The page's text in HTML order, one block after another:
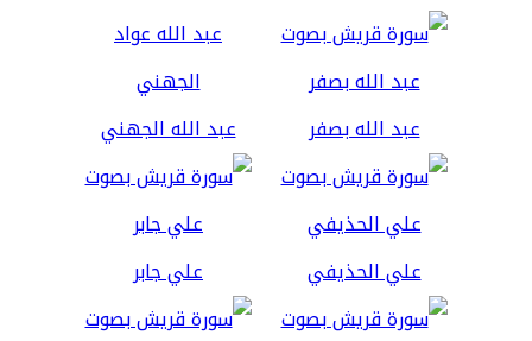
عبد الله بصفر عبد الله الجهني
علي الحذيفي علي جابر